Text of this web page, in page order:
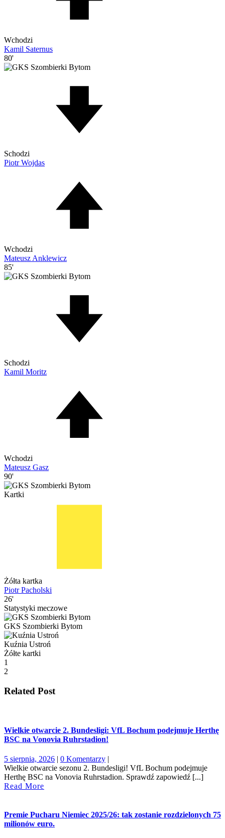
Wchodzi
Kamil Saternus
80'
Schodzi
Piotr Wojdas
Wchodzi
Mateusz Anklewicz
85'
Schodzi
Kamil Moritz
Wchodzi
Mateusz Gasz
90'
Kartki
Żółta kartka
Piotr Pacholski
26'
Statystyki meczowe
GKS Szombierki Bytom
Kuźnia Ustroń
Żółte kartki
1
2
Related Post
Wielkie otwarcie 2. Bundesligi: VfL Bochum podejmuje Herthę
BSC na Vonovia Ruhrstadion!
5 sierpnia, 20265
sierpnia,
2026
| 0 Komentarzy |
Wielkie otwarcie sezonu 2. Bundesligi! VfL Bochum podejmuje
Herthę BSC na Vonovia Ruhrstadion. Sprawdź zapowiedź [...]
Read More
Premie Pucharu Niemiec 2025/26: tak zostanie rozdzielonych 75
milionów euro.